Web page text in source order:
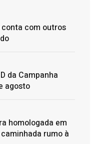
conta com outros
da Campanha
agosto
homologada em
rumo à